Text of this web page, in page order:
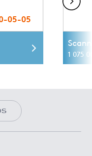
05-05
1 075